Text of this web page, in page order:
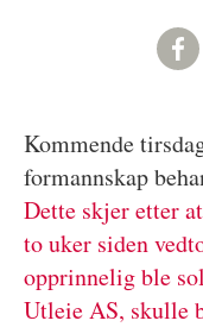
Kommende
formannskap
Dette skjer etter
to uker siden
opprinnelig ble
Utleie AS, skulle